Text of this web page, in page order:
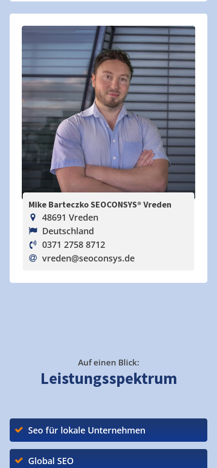
Mike Barteczko SEOCONSYS® Vreden
48691 Vreden
Deutschland
0371 2758 8712
vreden@seoconsys.de
Auf einen Blick:
Leistungsspektrum
Seo für lokale Unternehmen
Global SEO